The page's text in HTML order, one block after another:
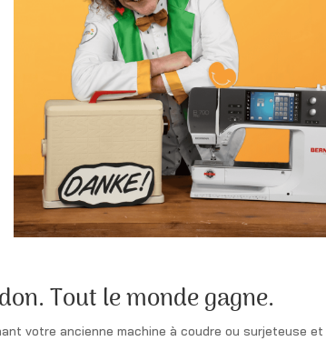
Tout le monde gagne.
votre ancienne machine à coudre ou surjeteuse et